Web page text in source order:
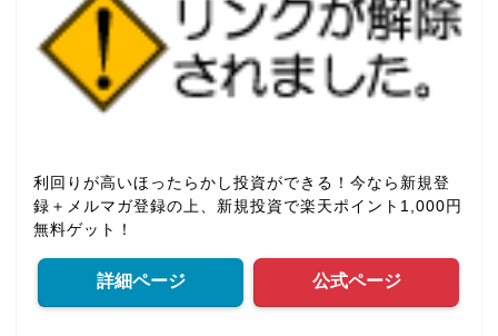
利回りが高いほったらかし投資ができる！今なら新規登
録＋メルマガ登録の上、新規投資で楽天ポイント1,000円
無料ゲット！
詳細ページ 公式ページ